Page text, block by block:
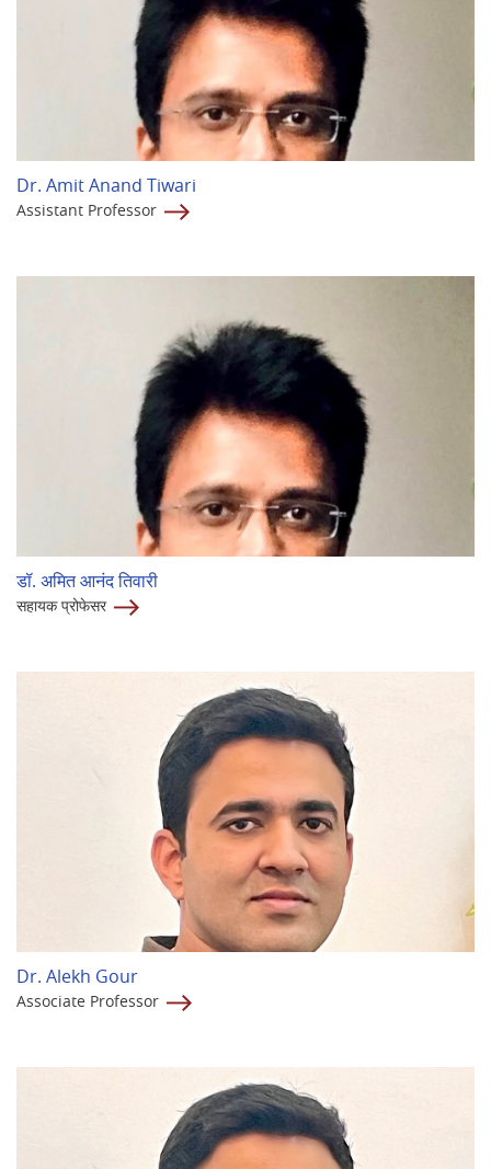
Dr. Amit Anand Tiwari
Assistant Professor
डॉ. अमित आनंद तिवारी
सहायक प्रोफेसर
Dr. Alekh Gour
Associate Professor